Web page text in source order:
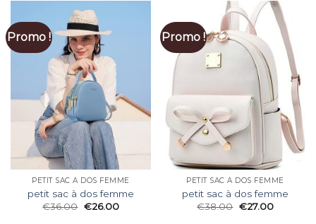
Promo !
PETIT SAC À DOS FEMME
petit sac à dos femme
€36.00 €26.00
Promo !
PETIT SAC À DOS FEMME
petit sac à dos femme
€38.00 €27.00